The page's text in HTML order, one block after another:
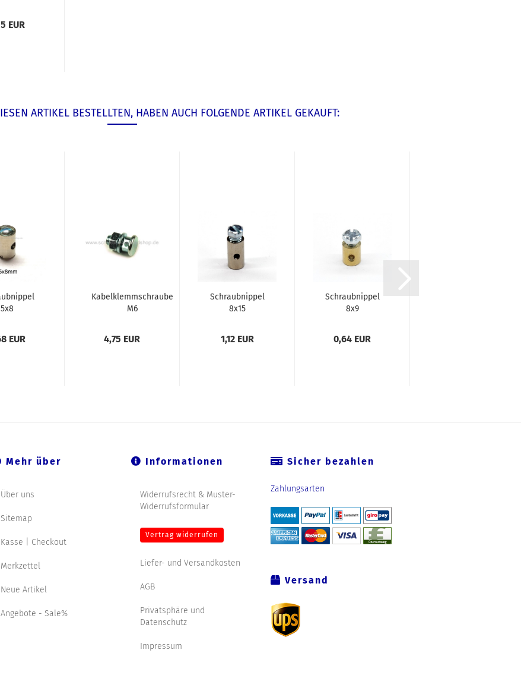
EUR
ARTIKEL BESTELLTEN, HABEN AUCH FOLGENDE ARTIKEL GEKAUFT:
5x8
EUR
Kabelklemmschraube
M6
4,75 EUR
Schraubnippel
8x15
1,12 EUR
Schraubnippel
8x9
0,64 EUR
Mehr über
Über uns
Sitemap
Kasse | Checkout
Merkzettel
Neue Artikel
Angebote - Sale%
Informationen
Widerrufsrecht & Muster-
Widerrufsformular
Vertrag widerrufen
Liefer- und Versandkosten
AGB
Privatsphäre und
Datenschutz
Impressum
Sicher bezahlen
Zahlungsarten
Versand